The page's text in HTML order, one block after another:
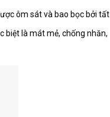
ôm sát và bao bọc bởi tất
biệt là mát mẻ, chống nhăn,